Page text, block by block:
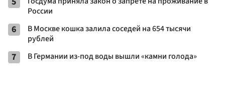
России
6
В Москве кошка залила соседей на 654 тысячи
рублей
7 В Германии из-под воды вышли «камни голода»